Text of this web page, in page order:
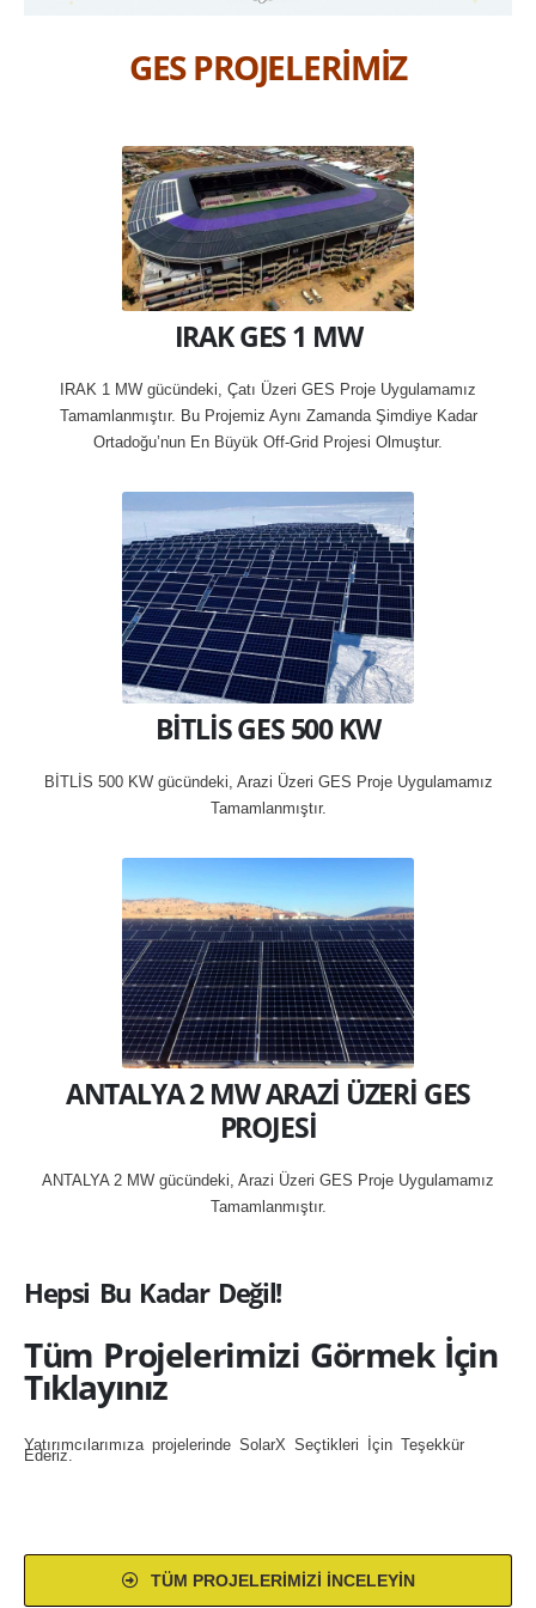
GES PROJELERİMİZ
IRAK GES 1 MW
IRAK 1 MW gücündeki, Çatı Üzeri GES Proje Uygulamamız
Tamamlanmıştır. Bu Projemiz Aynı Zamanda Şimdiye Kadar
Ortadoğu’nun En Büyük Off-Grid Projesi Olmuştur.
BİTLİS GES 500 KW
BİTLİS 500 KW gücündeki, Arazi Üzeri GES Proje Uygulamamız
Tamamlanmıştır.
ANTALYA 2 MW ARAZİ ÜZERİ GES
PROJESİ
ANTALYA 2 MW gücündeki, Arazi Üzeri GES Proje Uygulamamız
Tamamlanmıştır.
Hepsi Bu Kadar Değil!
Tüm Projelerimizi Görmek İçin
Tıklayınız
Yatırımcılarımıza projelerinde SolarX Seçtikleri İçin Teşekkür
Ederiz.
TÜM PROJELERIMIZI İNCELEYIN